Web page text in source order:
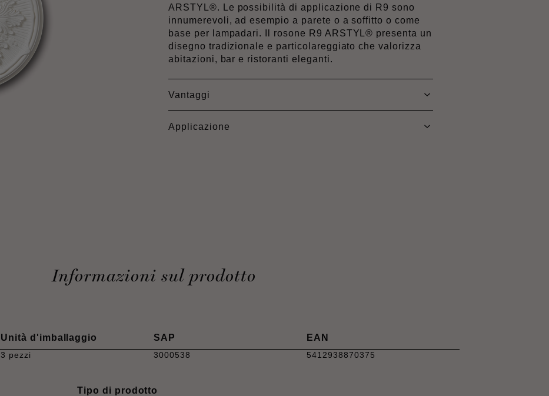
ARSTYL®. Le possibilità di applicazione di R9 sono
innumerevoli, ad esempio a parete o a soffitto o come
base per lampadari. Il rosone R9 ARSTYL® presenta un
disegno tradizionale e particolareggiato che valorizza
abitazioni, bar e ristoranti eleganti.
Vantaggi
Applicazione
Informazioni sul prodotto
Unità d'imballaggio
3 pezzi
SAP
3000538
EAN
5412938870375
Tipo di prodotto